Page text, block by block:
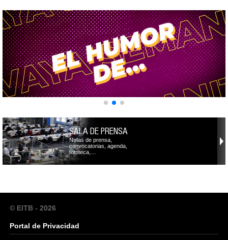
SALA DE PRENSA
Notas de prensa,
convocatorias, agenda,
fototeca,…
© EITB - 2026
Portal de Privacidad